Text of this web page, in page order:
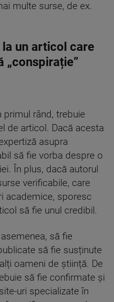
multe surse, de ex.
un articol care
„conspirație”
primul rând, trebuie
de articol. Dacă acesta
asupra
să fie vorba despre o
În plus, dacă autorul
verificabile, care
academice, sporesc
să fie unul credibil.
să fie
să fie susținute
oameni de știință. De
să fie confirmate și
uri specializate în